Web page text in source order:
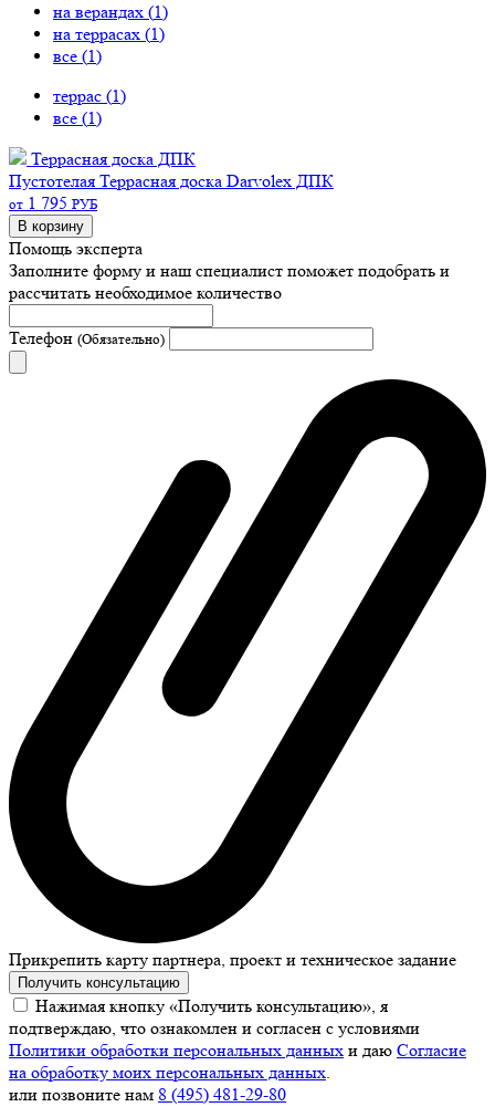
на верандах (1)
на террасах (1)
все (1)
террас (1)
все (1)
Террасная доска ДПК
Пустотелая Террасная доска Darvolex ДПК
от 1 795 РУБ
В корзину
Помощь эксперта
Заполните форму и наш специалист поможет подобрать и
рассчитать необходимое количество
Телефон (Обязательно)
Прикрепить карту партнера, проект и техническое задание
Получить консультацию
Нажимая кнопку «Получить консультацию», я
подтверждаю, что ознакомлен и согласен с условиями
Политики обработки персональных данных и даю Согласие
на обработку моих персональных данных.
или позвоните нам 8 (495) 481-29-80